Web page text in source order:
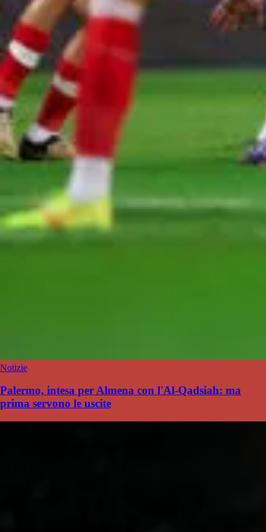
Notizie
Palermo, intesa per Almena con l'Al-Qadsiah: ma
prima servono le uscite